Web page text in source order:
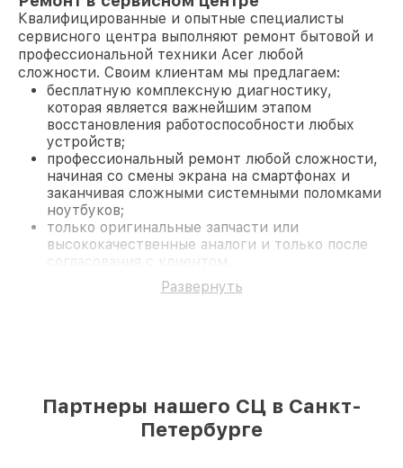
Квалифицированные и опытные специалисты
сервисного центра выполняют ремонт бытовой и
профессиональной техники Acer любой
сложности. Своим клиентам мы предлагаем:
бесплатную комплексную диагностику,
которая является важнейшим этапом
восстановления работоспособности любых
устройств;
профессиональный ремонт любой сложности,
начиная со смены экрана на смартфонах и
заканчивая сложными системными поломками
ноутбуков;
только оригинальные запчасти или
высококачественные аналоги и только после
согласования с клиентом.
На все работы и замененные комплектующие
предоставляется длительная гарантия. В случае
лучшие специалисты с многолетним опытом и
безупречной репутацией;
современное оборудование и
Развернуть
Партнеры нашего СЦ в Санкт-
Петербурге